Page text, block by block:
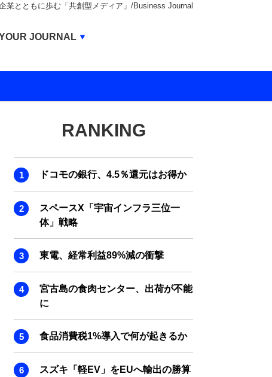
業とともに歩む「共創型メディア」/Business Journal
RANKING
ドコモの銀行、4.5％還元はお得か
スペースX「宇宙インフラ三位一
体」戦略
東電、経常利益89%減の衝撃
宮古島の食肉センター、出荷が不能
に
食品消費税1%導入で何が起きるか
スズキ「軽EV」をEUへ輸出の勝算
JOURNAL
JOURNAL
IVS JOURNAL
ENERGY MANAGEMENT JOURNAL
INBOUND JOURNAL
LIFE ENDING JOURNAL
AI JOURNAL
REAL ESTATE BROKERAGE JOURNAL
SMART MARKETING JOURNAL
BPaaS JOURNAL